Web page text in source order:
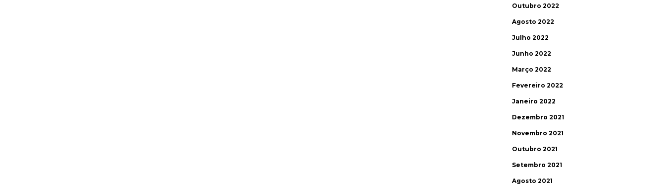
Outubro 2022
Agosto 2022
Julho 2022
Junho 2022
Março 2022
Fevereiro 2022
Janeiro 2022
Dezembro 2021
Novembro 2021
Outubro 2021
Setembro 2021
Agosto 2021